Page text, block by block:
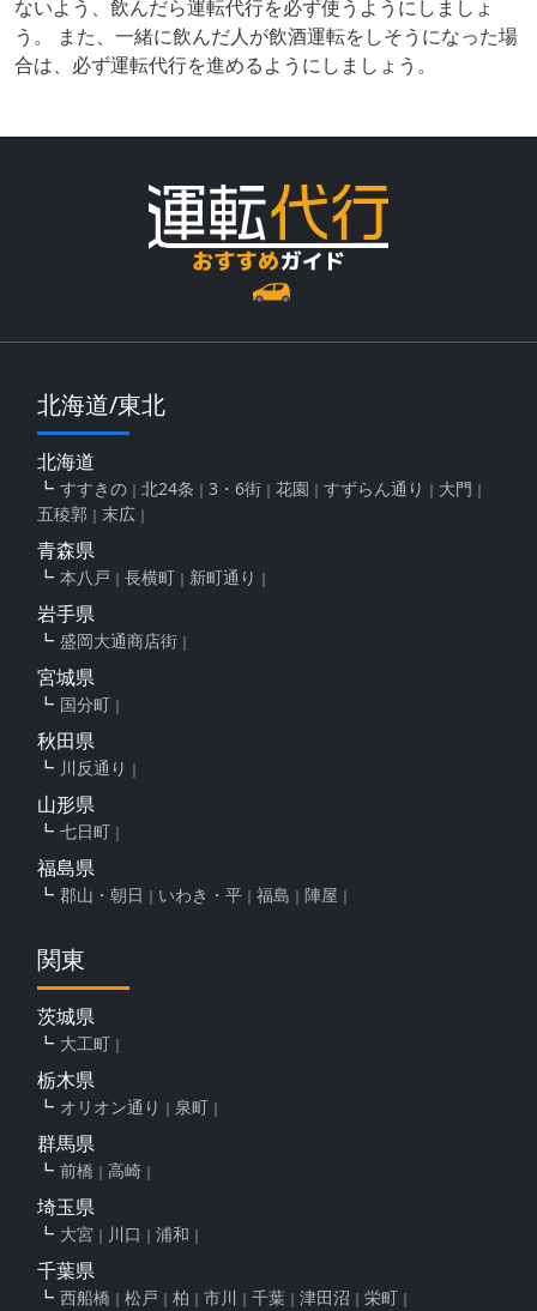
ないよう、飲んだら運転代行を必ず使うようにしましょ
う。 また、一緒に飲んだ人が飲酒運転をしそうになった場
合は、必ず運転代行を進めるようにしましょう。
北海道/東北
北海道
すすきの 北24条 3・6街 花園 すずらん通り
大門
五稜郭
末広
青森県
本八戸 長横町 新町通り
岩手県
盛岡大通商店街
宮城県
国分町
秋田県
川反通り
山形県
七日町
福島県
郡山・朝日 いわき・平 福島 陣屋
関東
茨城県
大工町
栃木県
オリオン通り 泉町
群馬県
前橋 高崎
埼玉県
大宮 川口 浦和
千葉県
西船橋 松戸 柏 市川 千葉 津田沼 栄町